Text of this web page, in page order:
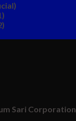
Sari Corporation